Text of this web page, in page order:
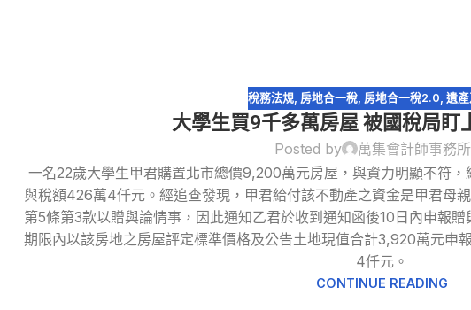
30
8 月
稅務法規, 房地合一稅, 房地合一稅2.0,遺
大學生買9千多萬房屋 被國稅局盯
Posted by
萬集會計師事務所
一名22歲大學生甲君購置北市總價9,200萬元房屋，與資力明顯不符
與稅額426萬4仟元。經追查發現，甲君給付該不動產之資金是甲君母
第5條第3款以贈與論情事，因此通知乙君於收到通知函後10日內申報
期限內以該房地之房屋評定標準價格及公告土地現值合計3,920萬元申
4仟元。
CONTINUE READING